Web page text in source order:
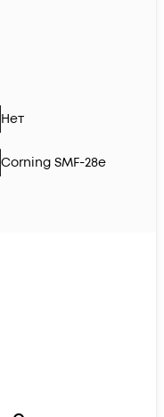
Нет
Corning SMF-28e